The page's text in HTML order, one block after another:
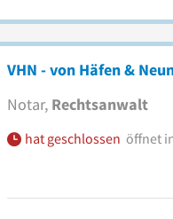
VHN - von Häfen &
Notar, Rechtsanwalt
hat geschlossen öffnet